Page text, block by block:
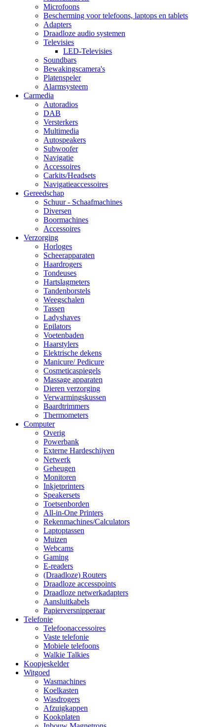
Microfoons
Bescherming voor telefoons, laptops en tablets
Adapters
Draadloze audio systemen
Televisies
LED-Televisies
Soundbars
Bewakingscamera's
Platenspeler
Alarmsysteem
Carmedia
Autoradios
DAB
Versterkers
Multimedia
Autospeakers
Subwoofer
Navigatie
Accessoires
Carkits/Headsets
Navigatieaccessoires
Gereedschap
Schuur - Schaafmachines
Diversen
Boormachines
Accessoires
Verzorging
Horloges
Scheerapparaten
Haardrogers
Tondeuses
Hartslagmeters
Tandenborstels
Weegschalen
Tassen
Ladyshaves
Epilators
Voetenbaden
Haarstylers
Elektrische dekens
Manicure/ Pedicure
Cosmeticaspiegels
Massage apparaten
Dieren verzorging
Verwarmingskussen
Baardtrimmers
Thermometers
Computer
Overig
Powerbank
Externe Hardeschijven
Netwerk
Geheugen
Monitoren
Inkjetprinters
Speakersets
Toetsenborden
All-in-One Printers
Rekenmachines/Calculators
Laptoptassen
Muizen
Webcams
Gaming
E-readers
(Draadloze) Routers
Draadloze accesspoints
Draadloze netwerkadapters
Aansluitkabels
Papierversnipperaar
Telefonie
Telefoonaccessoires
Vaste telefonie
Mobiele telefoons
Walkie Talkies
Koopjeskelder
Witgoed
Wasmachines
Koelkasten
Wasdrogers
Afzuigkappen
Kookplaten